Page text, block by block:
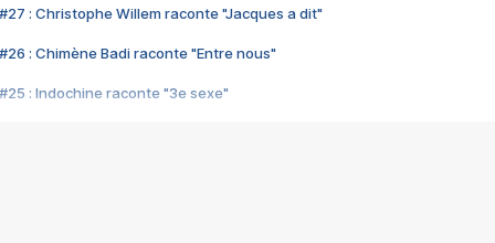
#27 : Christophe Willem raconte "Jacques a dit"
#26 : Chimène Badi raconte "Entre nous"
#25 : Indochine raconte "3e sexe"